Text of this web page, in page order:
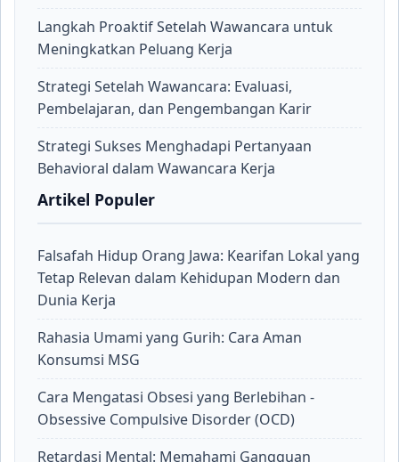
Langkah Proaktif Setelah Wawancara untuk
Meningkatkan Peluang Kerja
Strategi Setelah Wawancara: Evaluasi,
Pembelajaran, dan Pengembangan Karir
Strategi Sukses Menghadapi Pertanyaan
Behavioral dalam Wawancara Kerja
Artikel Populer
Falsafah Hidup Orang Jawa: Kearifan Lokal yang
Tetap Relevan dalam Kehidupan Modern dan
Dunia Kerja
Rahasia Umami yang Gurih: Cara Aman
Konsumsi MSG
Cara Mengatasi Obsesi yang Berlebihan -
Obsessive Compulsive Disorder (OCD)
Retardasi Mental: Memahami Gangguan